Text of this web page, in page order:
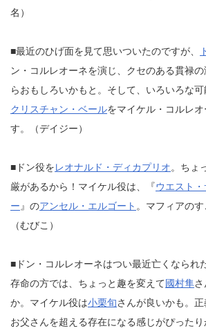
名）
■最近のひげ面を見て思いついたのですが、
ン・コルレオーネを演じ、クセのある貫禄
らおもしろいかもと。そして、いろいろな
クリスチャン・ベールをマイケル・コルレ
す。（デイジー）
■ドン役をレオナルド・ディカプリオ。ちょ
厳があるから！マイケル役は、『ウエスト
ー 』のアンセル・エルゴート 。マフィアのす
（むびこ）
■ドン・コルレオーネはつい最近亡くなられ
存命の方では、ちょっと趣を変えて國村隼
か。マイケル役は小栗旬さんが良いかも。
お父さんを超える存在になる感じがぴったり